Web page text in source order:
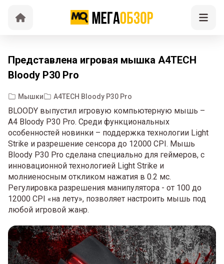
Представлена игровая мышка A4TECH
Bloody P30 Pro
Мышки A4TECH Bloody P30 Pro
BLOODY выпустил игровую компьютерную мышь –
A4 Bloody P30 Pro. Среди функциональных
особенностей новинки – поддержка технологии Light
Strike и разрешение сенсора до 12000 CPI. Мышь
Bloody P30 Pro сделана специально для геймеров, с
инновационной технологией Light Strike и
молниеносным откликом нажатия в 0.2 мс.
Регулировка разрешения манипулятора - от 100 до
12000 CPI «на лету», позволяет настроить мышь под
любой игровой жанр.